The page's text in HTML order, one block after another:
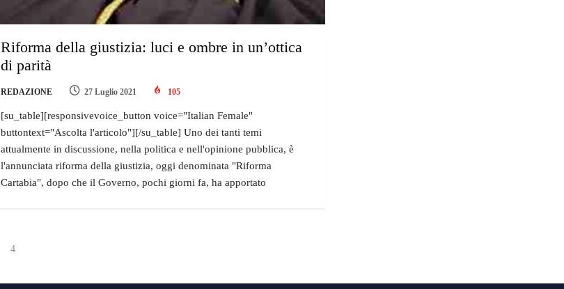
Riforma della giustizia: luci e ombre in un’ottica
di parità
REDAZIONE 27 Luglio 2021 105
[su_table][responsivevoice_button voice="Italian Female"
buttontext="Ascolta l'articolo"][/su_table] Uno dei tanti temi
attualmente in discussione, nella politica e nell'opinione pubblica, è
l'annunciata riforma della giustizia, oggi denominata "Riforma
Cartabia", dopo che il Governo, pochi giorni fa, ha apportato
4